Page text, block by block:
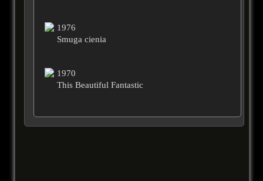
1976
Smuga cienia
1970
This Beautiful Fantastic